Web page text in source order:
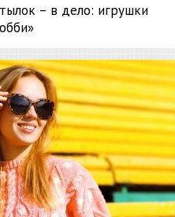
– в дело: игрушки